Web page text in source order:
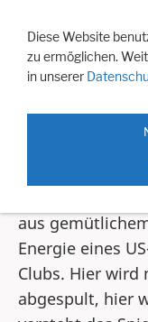
Olav & the
Wenn Olav
als zwei
aus
Energie eines
Clubs. Hier wird
abgespult, hier
Diese Website
zu ermöglichen.
in unserer